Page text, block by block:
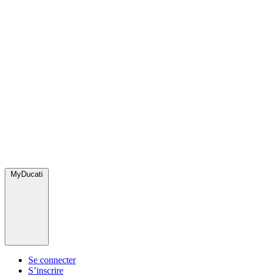
MyDucati
Se connecter
S’inscrire